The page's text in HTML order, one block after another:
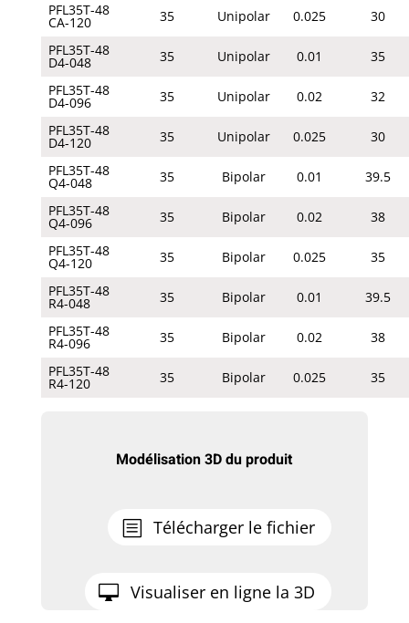
PFL35T-48
CA-120 35 Unipolar 0.025
30
PFL35T-48
D4-048 35 Unipolar 0.01
35
PFL35T-48
D4-096 35 Unipolar 0.02
32
PFL35T-48
D4-120 35 Unipolar 0.025
30
PFL35T-48
Q4-048 35 Bipolar 0.01
39.5
PFL35T-48
Q4-096 35 Bipolar 0.02
38
PFL35T-48
Q4-120 35 Bipolar 0.025
35
PFL35T-48
R4-048 35 Bipolar 0.01
39.5
PFL35T-48
R4-096 35 Bipolar 0.02
38
PFL35T-48
R4-120 35 Bipolar 0.025 35
Modélisation 3D du produit
Télécharger le fichier
Visualiser en ligne la 3D